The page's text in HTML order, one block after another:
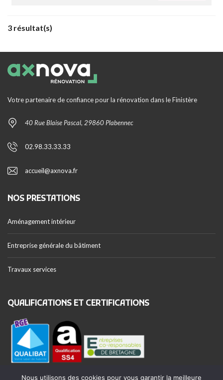
3 résultat(s)
Votre partenaire de confiance pour la rénovation dans le Finistère
40 Rue Blaise Pascal, 29860 Plabennec
02.98.33.33.33
accueil@axnova.fr
NOS PRESTATIONS
Aménagement intérieur
Entreprise générale du bâtiment
Travaux services
QUALIFICATIONS ET CERTIFICATIONS
Nous utilisons des cookies pour vous garantir la meilleure